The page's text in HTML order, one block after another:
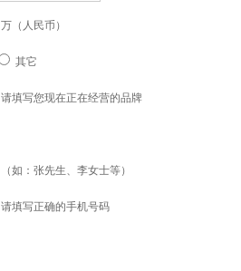
万（人民币）
其它
请填写您现在正在经营的品牌
（如：张先生、李女士等）
请填写正确的手机号码